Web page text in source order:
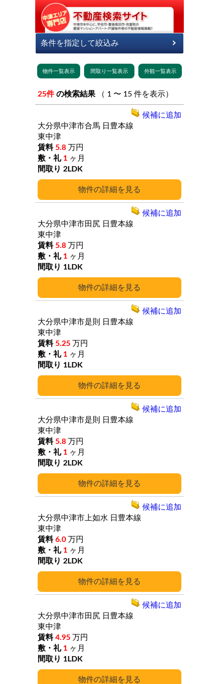
25件 の検索結果 （ 1 〜 15 件を表示）
詳細
大分県中津市合馬 日豊本線
東中津
5.8 万円
1 ヶ月
2LDK
候補に追加
詳細
大分県中津市田尻 日豊本線
東中津
5.8 万円
1 ヶ月
1LDK
候補に追加
詳細
大分県中津市是則
日豊本線
東中津
5.25 万円
1 ヶ月
1LDK
候補に追加
詳細
大分県中津市是則
日豊本線
東中津
5.8 万円
1 ヶ月
2LDK
候補に追加
詳細
大分県中津市上如水 日豊本線
東中津
6.0 万円
1 ヶ月
2LDK
候補に追加
詳細
大分県中津市田尻 日豊本線
東中津
4.95 万円
1 ヶ月
1LDK
候補に追加